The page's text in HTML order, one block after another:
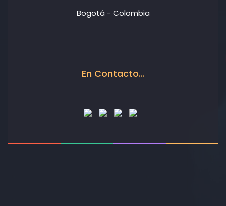
Bogotá - Colombia
En Contacto...